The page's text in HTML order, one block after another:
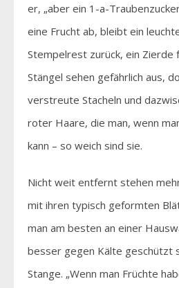
er, „aber ein 1-a-
eine Frucht ab, bleibt ein
Stempelrest zurück, ein Zierde
Stängel sehen gefährlich aus,
verstreute Stacheln und
roter Haare, die man, wenn
kann – so weich sind sie.
Nicht weit entfernt stehen
mit ihren typisch geformten
man am besten an einer
besser gegen Kälte geschützt
Stange. „Wenn man Früchte